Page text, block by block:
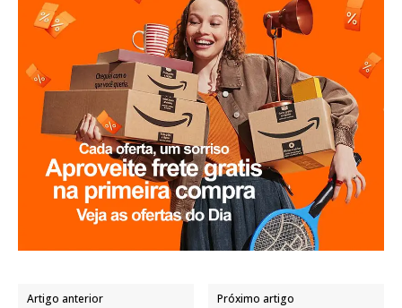
Artigo anterior Próximo artigo